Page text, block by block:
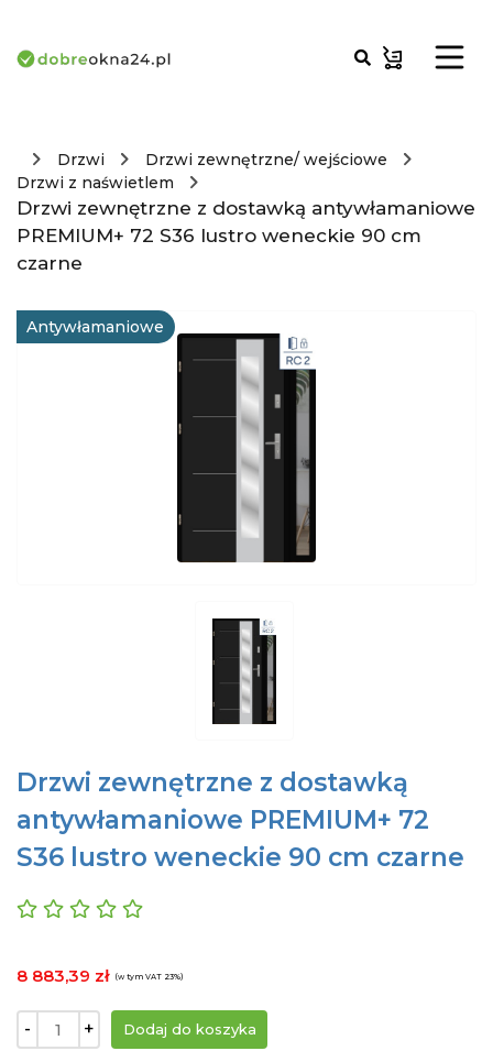
Drzwi
Drzwi zewnętrzne/ wejściowe
Drzwi z naświetlem
Drzwi zewnętrzne z dostawką antywłamaniowe
PREMIUM+ 72 S36 lustro weneckie 90 cm
czarne
Antywłamaniowe
Drzwi zewnętrzne z dostawką
antywłamaniowe PREMIUM+ 72
S36 lustro weneckie 90 cm czarne
8 883,39 zł (w tym VAT 23%)
- +